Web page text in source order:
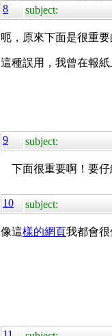
8 subject:
呃，原來下面是很重要
這種誤用，我曾在報
9 subject:
下面很重要啊！要
10 subject:
像這樣的網頁我都會很